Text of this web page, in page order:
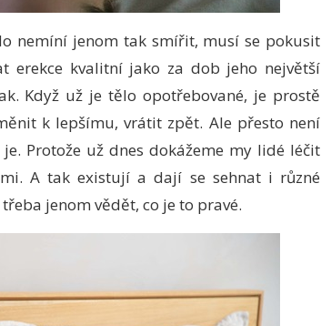
nemíní jenom tak smířit, musí se pokusit
erekce kvalitní jako za dob jeho největší
Když už je tělo opotřebované, je prostě
k lepšímu, vrátit zpět. Ale přesto není
Protože už dnes dokážeme my lidé léčit
A tak existují a dají se sehnat i různé
jenom vědět, co je to pravé.